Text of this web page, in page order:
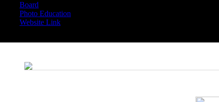
Board
Photo Education
Website Link